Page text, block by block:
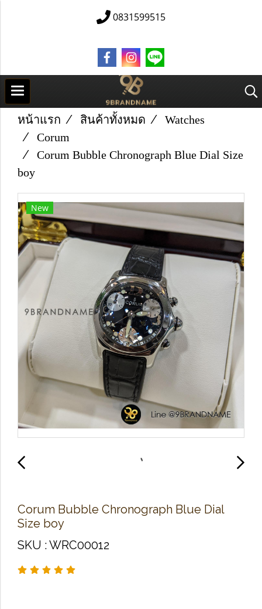
0831599515
หน้าแรก สินค้าทั้งหมด
Watches
Corum
Corum Bubble Chronograph Blue Dial Size
boy
New
Corum Bubble Chronograph Blue Dial
Size boy
SKU : WRC00012